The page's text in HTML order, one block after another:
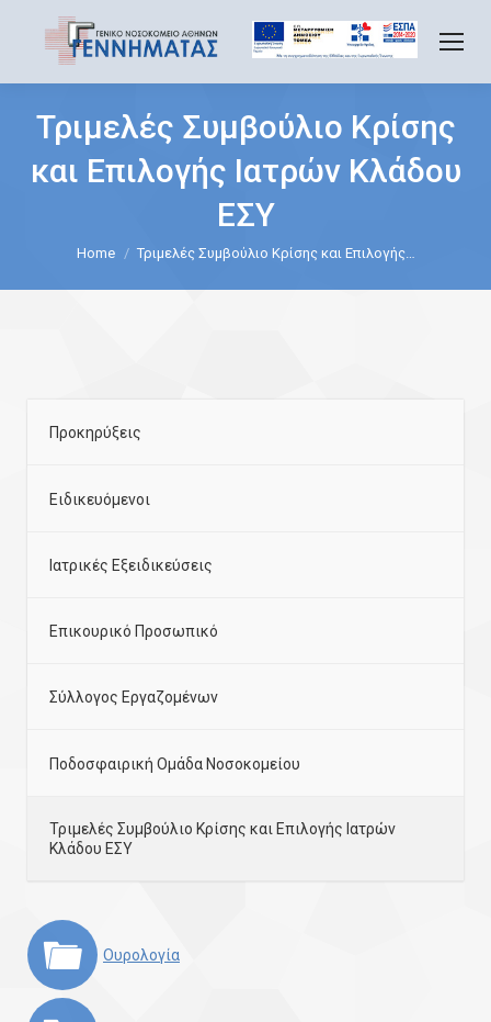
Τριμελές Συμβούλιο Κρίσης
και Επιλογής Ιατρών Κλάδου
ΕΣΥ
You are here:
Home Τριμελές Συμβούλιο Κρίσης και Επιλογής…
Προκηρύξεις
Ειδικευόμενοι
Ιατρικές Εξειδικεύσεις
Επικουρικό Προσωπικό
Σύλλογος Εργαζομένων
Ποδοσφαιρική Ομάδα Νοσοκομείου
Τριμελές Συμβούλιο Κρίσης και Επιλογής Ιατρών
Κλάδου ΕΣΥ
Ουρολογία